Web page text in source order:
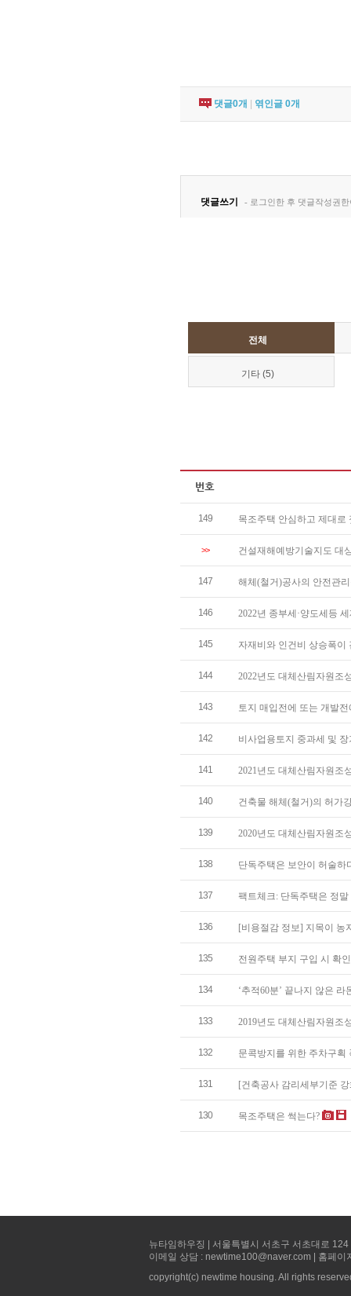
댓글0개 엮인글 0개
전체
기타 (5)
149 목조주택 안심하고 제대로
>> 건설재해예방기술지도 대
147 해체(철거)공사의 안전관
146 2022년 종부세·양도세등
145 자재비와 인건비 상승폭이
144 2022년도 대체산림자원조
143 토지 매입전에 또는 개발
142 비사업용토지 중과세 및
141 2021년도 대체산림자원조
140 건축물 해체(철거)의 허가
139 2020년도 대체산림자원조
138 단독주택은 보안이 허술하
137 팩트체크: 단독주택은 정말
136 [비용절감 정보] 지목이 농
135 전원주택 부지 구입 시 확
134 ‘추적60분’ 끝나지 않은
133 2019년도 대체산림자원조
132 문콕방지를 위한 주차구획
131 [건축공사 감리세부기준
130 목조주택은 썩는다?
뉴타임하우징 | 서울특별시 서초구 서초대로
이메일 상담 : newtime100@naver.com | 홈페
copyright(c) newtime housing. All rights